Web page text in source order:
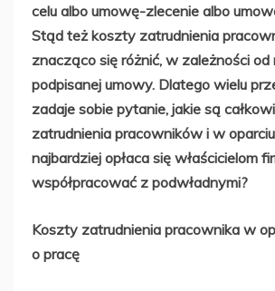
celu albo umowę-zlecenie albo
Stąd też koszty zatrudnienia
znacząco się różnić, w zależności od
podpisanej umowy. Dlatego wielu
zadaje sobie pytanie, jakie są
zatrudnienia pracowników i w
najbardziej opłaca się właścicielom
współpracować z podwładnymi?
Koszty zatrudnienia pracownika w
o pracę